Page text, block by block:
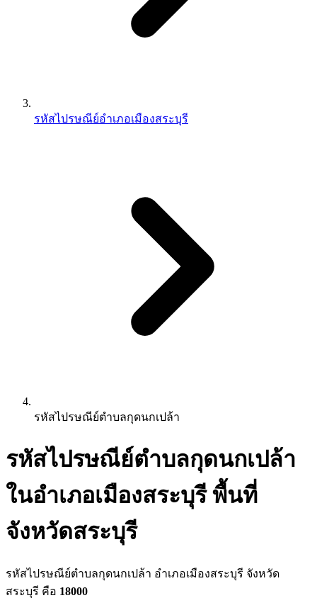
รหัสไปรษณีย์อำเภอเมืองสระบุรี
รหัสไปรษณีย์ตำบลกุดนกเปล้า
รหัสไปรษณีย์ตำบลกุดนกเปล้า
ในอำเภอเมืองสระบุรี พื้นที่
จังหวัดสระบุรี
รหัสไปรษณีย์ตำบลกุดนกเปล้า อำเภอเมืองสระบุรี จังหวัด
สระบุรี คือ 18000